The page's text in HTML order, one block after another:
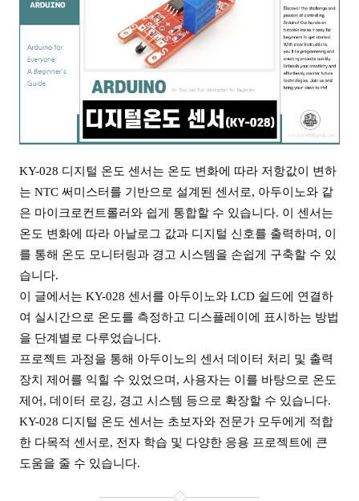
KY-028 디지털 온도 센서는 온도 변화에 따라 저항값이 변하
는 NTC 써미스터를 기반으로 설계된 센서로, 아두이노와 같
은 마이크로컨트롤러와 쉽게 통합할 수 있습니다. 이 센서는
온도 변화에 따라 아날로그 값과 디지털 신호를 출력하며, 이
를 통해 온도 모니터링과 경고 시스템을 손쉽게 구축할 수 있
습니다.
이 글에서는 KY-028 센서를 아두이노와 LCD 쉴드에 연결하
여 실시간으로 온도를 측정하고 디스플레이에 표시하는 방법
을 단계별로 다루었습니다.
프로젝트 과정을 통해 아두이노의 센서 데이터 처리 및 출력
장치 제어를 익힐 수 있었으며, 사용자는 이를 바탕으로 온도
제어, 데이터 로깅, 경고 시스템 등으로 확장할 수 있습니다.
KY-028 디지털 온도 센서는 초보자와 전문가 모두에게 적합
한 다목적 센서로, 전자 학습 및 다양한 응용 프로젝트에 큰
도움을 줄 수 있습니다.